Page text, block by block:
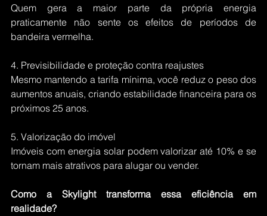
Quem gera a maior parte da própria energia
praticamente não sente os efeitos de períodos de
bandeira vermelha.
4. Previsibilidade e proteção contra reajustes
Mesmo mantendo a tarifa mínima, você reduz o peso dos
aumentos anuais, criando estabilidade financeira para os
próximos 25 anos.
5. Valorização do imóvel
Imóveis com energia solar podem valorizar até 10% e se
tornam mais atrativos para alugar ou vender.
Como a Skylight transforma essa eficiência em
realidade?